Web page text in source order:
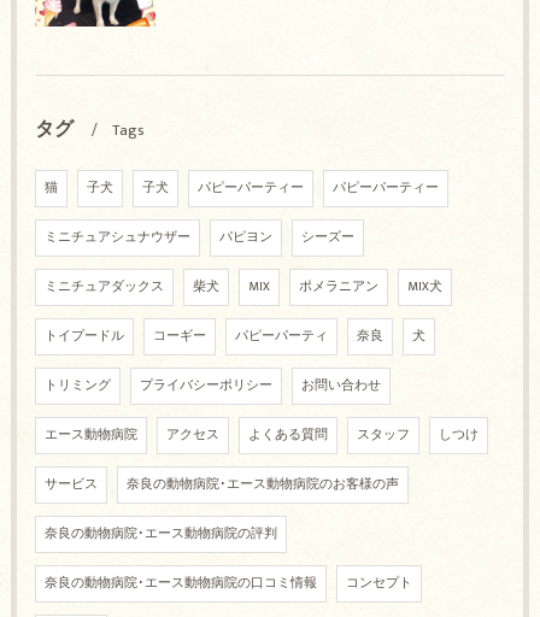
タグ Tags
猫 子犬 子犬 パピーパーティー パピーパーティー
ミニチュアシュナウザー パピヨン シーズー
ミニチュアダックス 柴犬 MIX ポメラニアン MIX犬
トイプードル コーギー パピーパーティ 奈良 犬
トリミング プライバシーポリシー お問い合わせ
エース動物病院 アクセス よくある質問 スタッフ しつけ
サービス 奈良の動物病院･エース動物病院のお客様の声
奈良の動物病院･エース動物病院の評判
奈良の動物病院･エース動物病院の口コミ情報 コンセプト